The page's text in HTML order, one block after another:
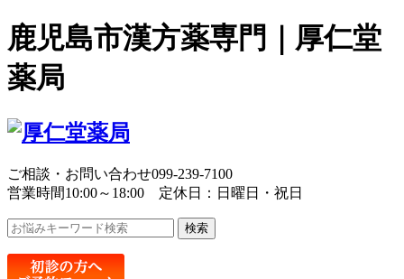
鹿児島市漢方薬専門｜厚仁堂
薬局
ご相談・お問い合わせ099-239-7100
営業時間10:00～18:00 定休日：日曜日・祝日